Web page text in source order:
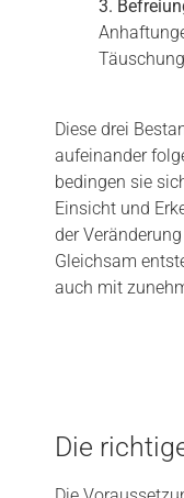
3.
Diese drei
aufeinander
bedingen sie
Einsicht und
der
Gleichsam
auch mit
Die